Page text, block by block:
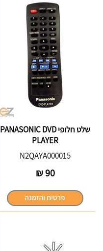
שלט חלופי PANASONIC DVD
PLAYER
N2QAYA000015
90
₪